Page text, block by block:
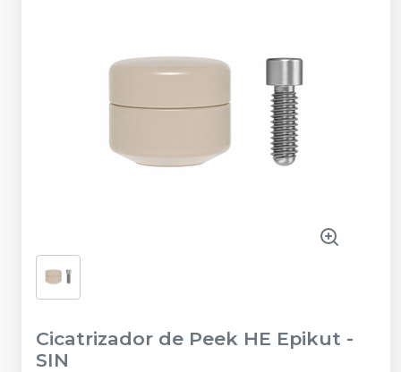
Cicatrizador de Peek HE Epikut -
SIN